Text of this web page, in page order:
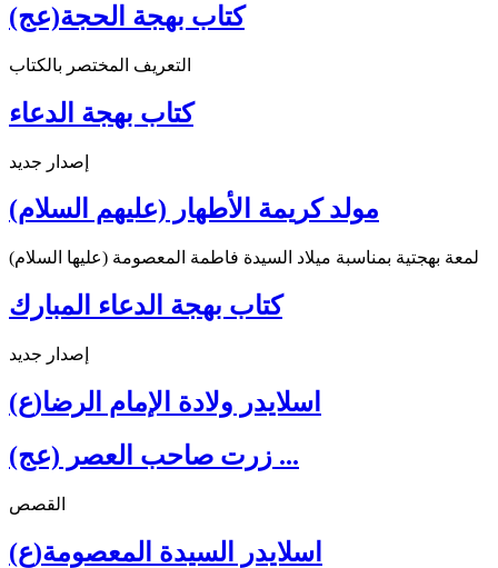
كتاب بهجة الحجة(عج)
التعريف المختصر بالكتاب
كتاب بهجة الدعاء
إصدار جديد
مولد كريمة الأطهار (عليهم السلام)
لمعة بهجتية بمناسبة ميلاد السيدة فاطمة المعصومة (عليها السلام)
كتاب بهجة الدعاء المبارك
إصدار جديد
اسلايدر ولادة الإمام الرضا(ع)
زرت صاحب العصر (عج) ...
القصص
اسلايدر السيدة المعصومة(ع)